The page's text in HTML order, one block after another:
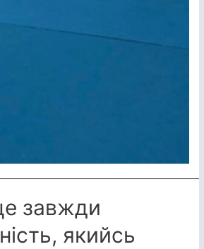
завжди
якийсь